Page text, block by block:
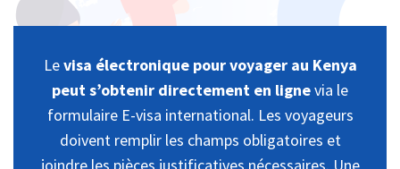
Levisa électronique pour voyager au Kenya
peut s’obtenir directement en lignevia le
formulaire E-visa international. Les voyageurs
doivent remplir les champs obligatoires et